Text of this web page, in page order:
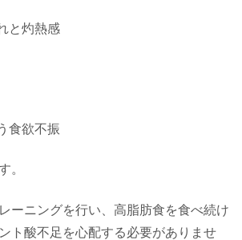
と灼熱感
食欲不振
。
ーニングを行い、高脂肪食を食べ続け
ト酸不足を心配する必要がありませ